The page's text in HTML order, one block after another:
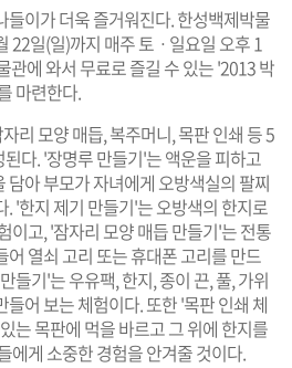
들이가 더욱 즐거워진다. 한성백제박물
22일(일)까지 매주 토ㆍ일요일 오후 1
관에 와서 무료로 즐길 수 있는 '2013 박
마련한다.
리 모양 매듭, 복주머니, 목판 인쇄 등 5
다. '장명루 만들기'는 액운을 피하고
아 부모가 자녀에게 오방색실의 팔찌
'한지 제기 만들기'는 오방색의 한지로
이고, '잠자리 모양 매듭 만들기'는 전통
열쇠 고리 또는 휴대폰 고리를 만드
들기'는 우유팩, 한지, 종이 끈, 풀, 가위
어 보는 체험이다. 또한 '목판 인쇄 체
는 목판에 먹을 바르고 그 위에 한지를
에게 소중한 경험을 안겨줄 것이다.